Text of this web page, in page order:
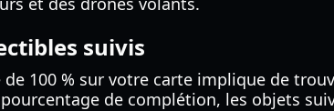
suivis
100 % sur votre carte implique de
de complétion, les objets